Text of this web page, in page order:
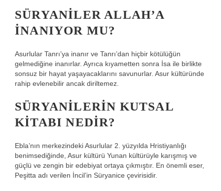
SÜRYANILER ALLAH’A
INANIYOR MU?
Asurlular Tanrı’ya inanır ve Tanrı’dan hiçbir kötülüğün
gelmediğine inanırlar. Ayrıca kıyametten sonra İsa ile birlikte
sonsuz bir hayat yaşayacaklarını savunurlar. Asur kültüründe
rahip evlenebilir ancak diriltemez.
SÜRYANILERIN KUTSAL
KITABI NEDIR?
Ebla’nın merkezindeki Asurlular 2. yüzyılda Hristiyanlığı
benimsediğinde, Asur kültürü Yunan kültürüyle karışmış ve
güçlü ve zengin bir edebiyat ortaya çıkmıştır. En önemli eser,
Peşitta adı verilen İncil’in Süryanice çevirisidir.